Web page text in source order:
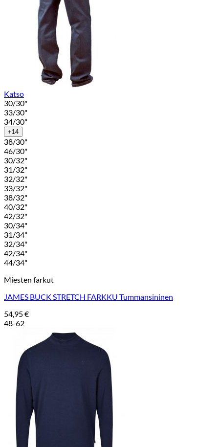
Katso
30/30"
33/30"
34/30"
+14
38/30"
46/30"
30/32"
31/32"
32/32"
33/32"
38/32"
40/32"
42/32"
30/34"
31/34"
32/34"
42/34"
44/34"
Miesten farkut
JAMES BUCK STRETCH FARKKU Tummansininen
54,95€
48-62